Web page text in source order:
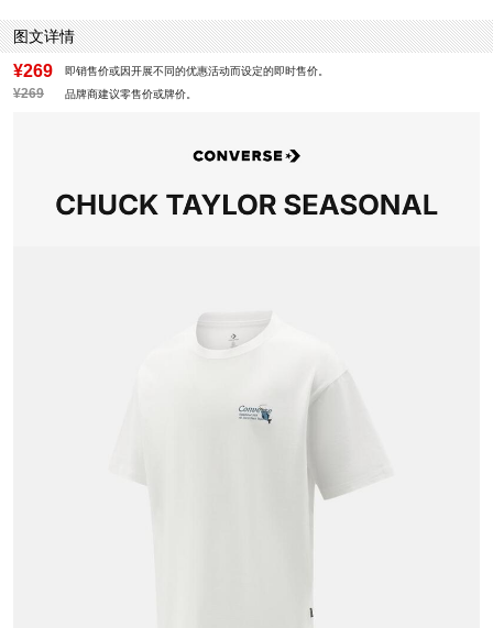
图文详情
¥269 即销售价或因开展不同的优惠活动而设定的即时售价。
¥269 品牌商建议零售价或牌价。